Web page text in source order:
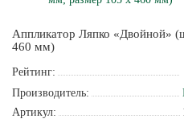
Аппликатор Ляпко «Двойной»
460 мм)
Рейтинг:
Производитель:
Артикул: